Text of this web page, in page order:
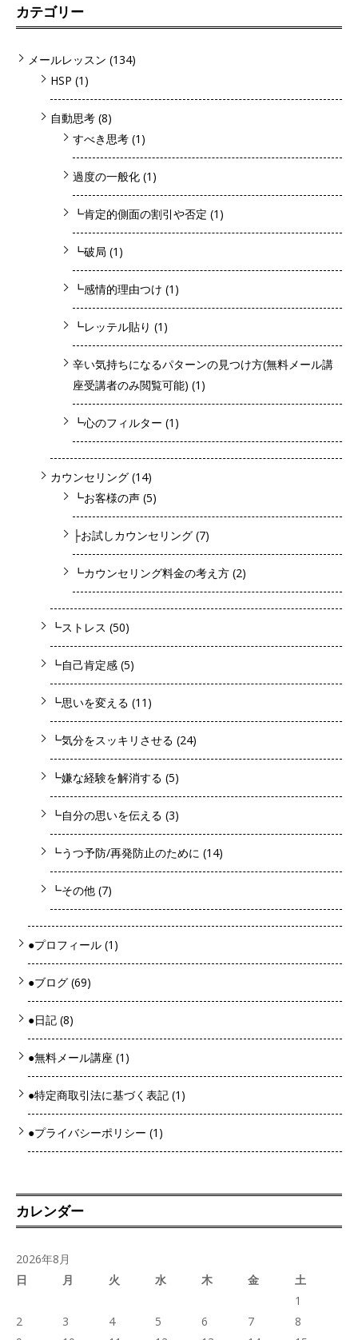
カテゴリー
メールレッスン (134)
HSP (1)
自動思考 (8)
すべき思考 (1)
過度の一般化 (1)
┗肯定的側面の割引や否定 (1)
┗破局 (1)
┗感情的理由つけ (1)
┗レッテル貼り (1)
辛い気持ちになるパターンの見つけ方(無料メール講
座受講者のみ閲覧可能) (1)
┗心のフィルター (1)
カウンセリング (14)
┗お客様の声 (5)
├お試しカウンセリング (7)
┗カウンセリング料金の考え方 (2)
┗ストレス (50)
┗自己肯定感 (5)
┗思いを変える (11)
┗気分をスッキリさせる (24)
┗嫌な経験を解消する (5)
┗自分の思いを伝える (3)
┗うつ予防/再発防止のために (14)
┗その他 (7)
●プロフィール (1)
●ブログ (69)
●日記 (8)
●無料メール講座 (1)
●特定商取引法に基づく表記 (1)
●プライバシーポリシー (1)
カレンダー
2026年8月
日
月 火 水 木 金
土
1
2
3 4 5 6 7
8